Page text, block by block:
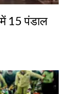
15 पंडाल